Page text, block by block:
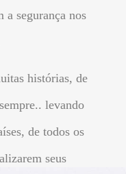
segurança nos
histórias, de
levando
de todos os
seus